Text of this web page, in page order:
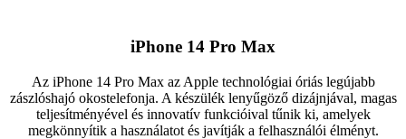
iPhone 14 Pro Max
Az iPhone 14 Pro Max az Apple technológiai óriás legújabb
zászlóshajó okostelefonja. A készülék lenyűgöző dizájnjával, magas
teljesítményével és innovatív funkcióival tűnik ki, amelyek
megkönnyítik a használatot és javítják a felhasználói élményt.